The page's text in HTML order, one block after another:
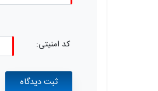
کد امنیتی: